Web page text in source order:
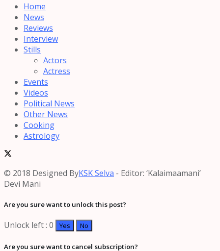
Home
News
Reviews
Interview
Stills
Actors
Actress
Events
Videos
Political News
Other News
Cooking
Astrology
© 2018 Designed ByKSK Selva - Editor: ‘Kalaimaamani’
Devi Mani
Are you sure want to unlock this post?
Unlock left : 0 Yes No
Are you sure want to cancel subscription?